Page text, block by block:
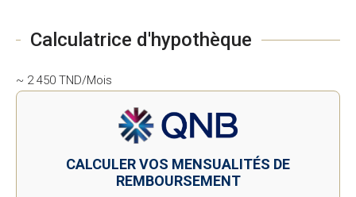
Calculatrice d'hypothèque
~ 2 450 TND/Mois
CALCULER VOS MENSUALITÉS DE
REMBOURSEMENT